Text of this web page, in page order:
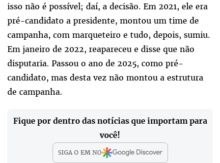
isso não é possível; daí, a decisão. Em 2021, ele era
pré-candidato a presidente, montou um time de
campanha, com marqueteiro e tudo, depois, sumiu.
Em janeiro de 2022, reapareceu e disse que não
disputaria. Passou o ano de 2025, como pré-
candidato, mas desta vez não montou a estrutura
de campanha.
Fique por dentro das notícias que importam para
você!
SIGA O EMNO